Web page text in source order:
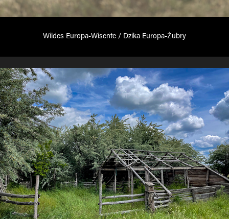
Wildes Europa-Wisente / Dzika Europa-Żubry